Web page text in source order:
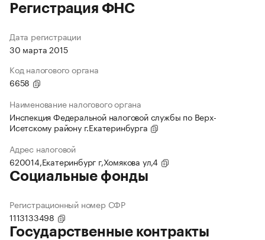
Регистрация ФНС
Дата регистрации
30 марта 2015
Код налогового органа
6658
Наименование налогового органа
Инспекция Федеральной налоговой службы по Верх-
Исетскому району г.Екатеринбурга
Адрес налоговой
620014,Екатеринбург г,Хомякова ул,4
Социальные фонды
Регистрационный номер СФР
1113133498
Государственные контракты